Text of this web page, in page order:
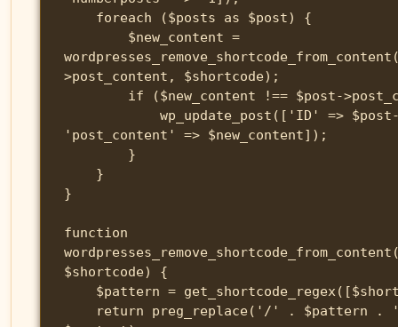
>post_content, $shortcode);
            wp_update_post(['ID' => $post->ID,
'post_content' => $new_content]);
}
function
$shortcode) {